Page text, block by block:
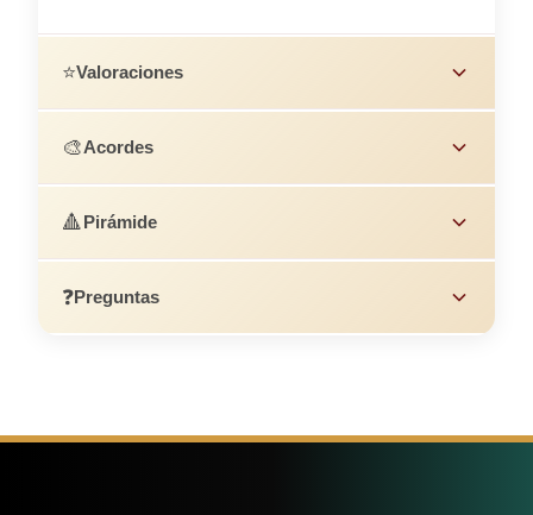
⭐Valoraciones
🎨Acordes
🔺Pirámide
❓Preguntas